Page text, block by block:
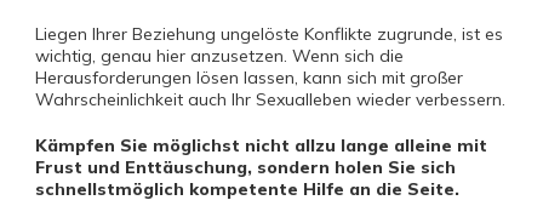
Liegen Ihrer Beziehung ungelöste Konflikte zugrunde, ist es
wichtig, genau hier anzusetzen. Wenn sich die
Herausforderungen lösen lassen, kann sich mit großer
Wahrscheinlichkeit auch Ihr Sexualleben wieder verbessern.
Kämpfen Sie möglichst nicht allzu lange alleine mit
Frust und Enttäuschung, sondern holen Sie sich
schnellstmöglich kompetente Hilfe an die Seite.